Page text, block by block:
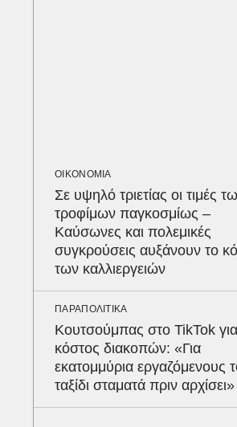
ΟΙΚΟΝΟΜΙΑ
Σε υψηλό τριετίας οι τιμές
τροφίμων παγκοσμίως –
Καύσωνες και πολεμικές
συγκρούσεις αυξάνουν το
των καλλιεργειών
ΠΑΡΑΠΟΛΙΤΙΚΑ
Κουτσούμπας στο TikTok για
κόστος διακοπών: «Για
εκατομμύρια εργαζόμενους
ταξίδι σταματά πριν αρχίσει»